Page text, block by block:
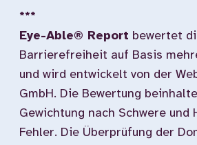
***
Eye-Able® Report bewertet
Barrierefreiheit auf Basis
und wird entwickelt von der
GmbH. Die Bewertung
Gewichtung nach Schwere und
Fehler. Die Überprüfung der